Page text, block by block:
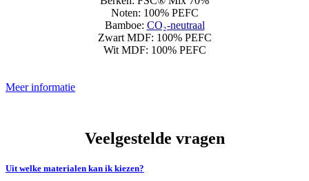
Noten: 100% PEFC
Bamboe: CO₂-neutraal
Zwart MDF: 100% PEFC
Wit MDF: 100% PEFC
Meer informatie
Veelgestelde vragen
Uit welke materialen kan ik kiezen?